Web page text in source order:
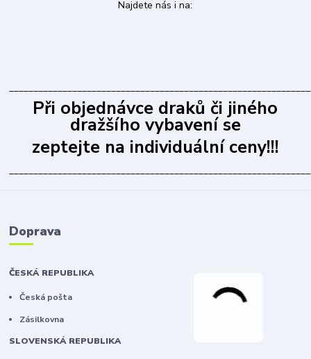
Najdete nás i na:
Při objednávce draků či jiného
dražšího vybavení se
zeptejte na individuální ceny!!!
Doprava
ČESKÁ REPUBLIKA
Česká pošta
Zásilkovna
SLOVENSKÁ REPUBLIKA